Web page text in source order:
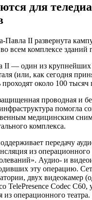
для
II развернута
всем комплексе зданий
из крупнейших в
(или, как сегодня
около 100
проводная и
помогла
медицинским
комплекса.
передачу
из
Аудио- и
эту операцию.
двух
TelePresence Codec
операционного